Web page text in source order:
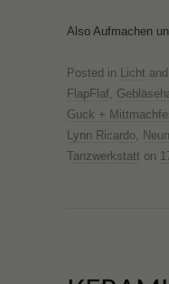
Also Aufmachen
Posted in Licht
FlapFlaf
Guck +
Lynn Ricardo
Tanzwerkstatt on